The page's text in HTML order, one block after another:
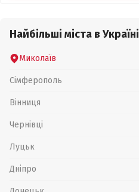
Найбільші міста в Україні
Миколаїв
Сімферополь
Вінниця
Чернівці
Луцьк
Дніпро